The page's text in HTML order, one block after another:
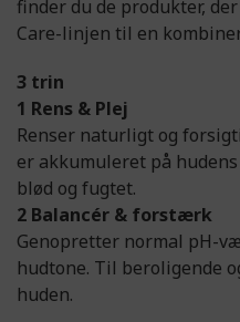
finder du de produkter,
Care-linjen til en
3 trin
1 Rens & Plej
Renser naturligt og
er akkumuleret på
blød og fugtet.
2 Balancér & forstærk
Genopretter normal pH-
hudtone. Til beroligende
huden.